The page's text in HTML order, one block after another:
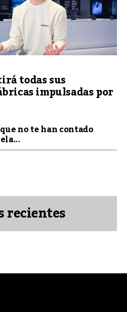
todas sus
impulsadas por
no te han contado
recientes